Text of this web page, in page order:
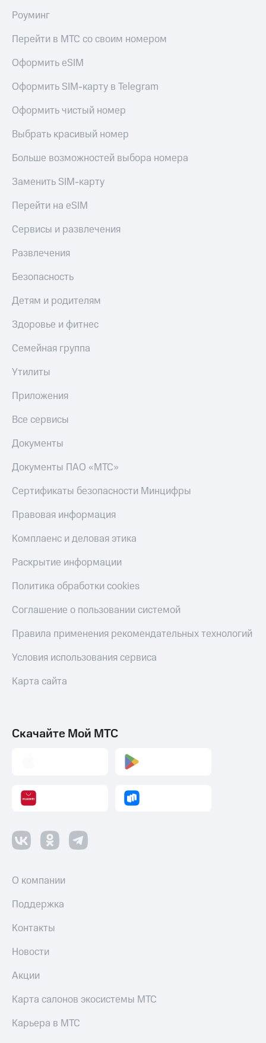
Роуминг
Перейти в МТС со своим номером
Оформить eSIM
Оформить SIM-карту в Telegram
Оформить чистый номер
Выбрать красивый номер
Больше возможностей выбора номера
Заменить SIM-карту
Перейти на eSIM
Сервисы и развлечения
Развлечения
Безопасность
Детям и родителям
Здоровье и фитнес
Семейная группа
Утилиты
Приложения
Все сервисы
Документы
Документы ПАО «МТС»
Сертификаты безопасности Минцифры
Правовая информация
Комплаенс и деловая этика
Раскрытие информации
Политика обработки cookies
Соглашение о пользовании системой
Правила применения рекомендательных технологий
Условия использования сервиса
Карта сайта
Скачайте Мой МТС
О компании
Поддержка
Контакты
Новости
Акции
Карта салонов экосистемы МТС
Карьера в МТС